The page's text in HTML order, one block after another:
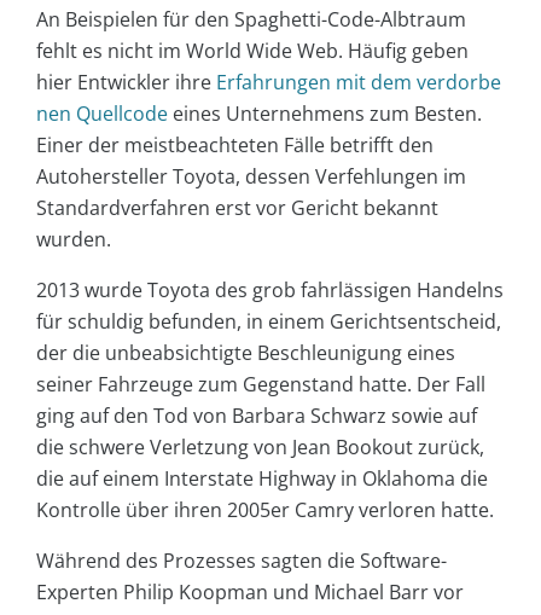
An Beispielen für den Spaghetti-Code-Albtraum
fehlt es nicht im World Wide Web. Häufig geben
hier Entwickler ihre Erfahrungen mit dem verdorbe
nen Quellcode eines Unternehmens zum Besten.
Einer der meistbeachteten Fälle betrifft den
Autohersteller Toyota, dessen Verfehlungen im
Standardverfahren erst vor Gericht bekannt
wurden.
2013 wurde Toyota des grob fahrlässigen Handelns
für schuldig befunden, in einem Gerichtsentscheid,
der die unbeabsichtigte Beschleunigung eines
seiner Fahrzeuge zum Gegenstand hatte. Der Fall
ging auf den Tod von Barbara Schwarz sowie auf
die schwere Verletzung von Jean Bookout zurück,
die auf einem Interstate Highway in Oklahoma die
Kontrolle über ihren 2005er Camry verloren hatte.
Während des Prozesses sagten die Software-
Experten Philip Koopman und Michael Barr vor